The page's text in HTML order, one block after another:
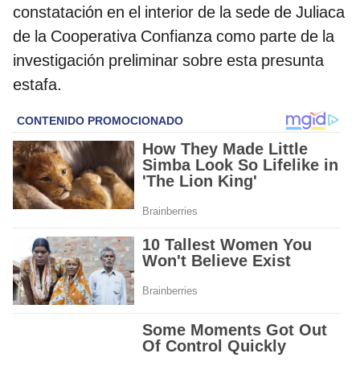
constatación en el interior de la sede de Juliaca
de la Cooperativa Confianza como parte de la
investigación preliminar sobre esta presunta
estafa.